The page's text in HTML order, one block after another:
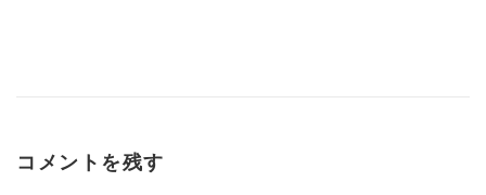
コメントを残す